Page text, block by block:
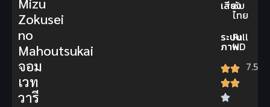
เสียง
ซับ
ไทย
ระบบ
ภาพ
Full
HD
7.5
Zokusei
no
Mahoutsukai
จอม
เวท
วารี